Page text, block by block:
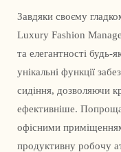
Завдяки своєму
Luxury Fashion
та елегантності
унікальні функції
сидіння, дозволяючи
ефективніше.
офісними
продуктивну робочу